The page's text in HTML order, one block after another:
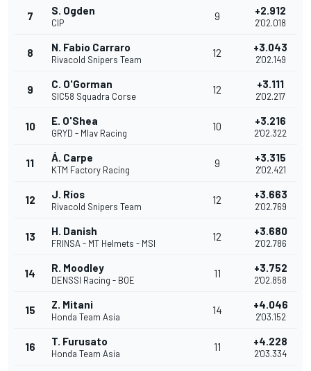
7 S. Ogden
CIP
9 +2.912
2'02.018
8 N. Fabio Carraro
Rivacold Snipers Team
12 +3.043
2'02.149
9 C. O'Gorman
SIC58 Squadra Corse
12 +3.111
2'02.217
10 E. O'Shea
GRYD - Mlav Racing
10 +3.216
2'02.322
11 Á. Carpe
KTM Factory Racing
9 +3.315
2'02.421
12 J. Ríos
Rivacold Snipers Team
12 +3.663
2'02.769
13 H. Danish
FRINSA - MT Helmets - MSI
12 +3.680
2'02.786
14 R. Moodley
DENSSI Racing - BOE
11 +3.752
2'02.858
15 Z. Mitani
Honda Team Asia
14 +4.046
2'03.152
16 T. Furusato
Honda Team Asia
11 +4.228
2'03.334